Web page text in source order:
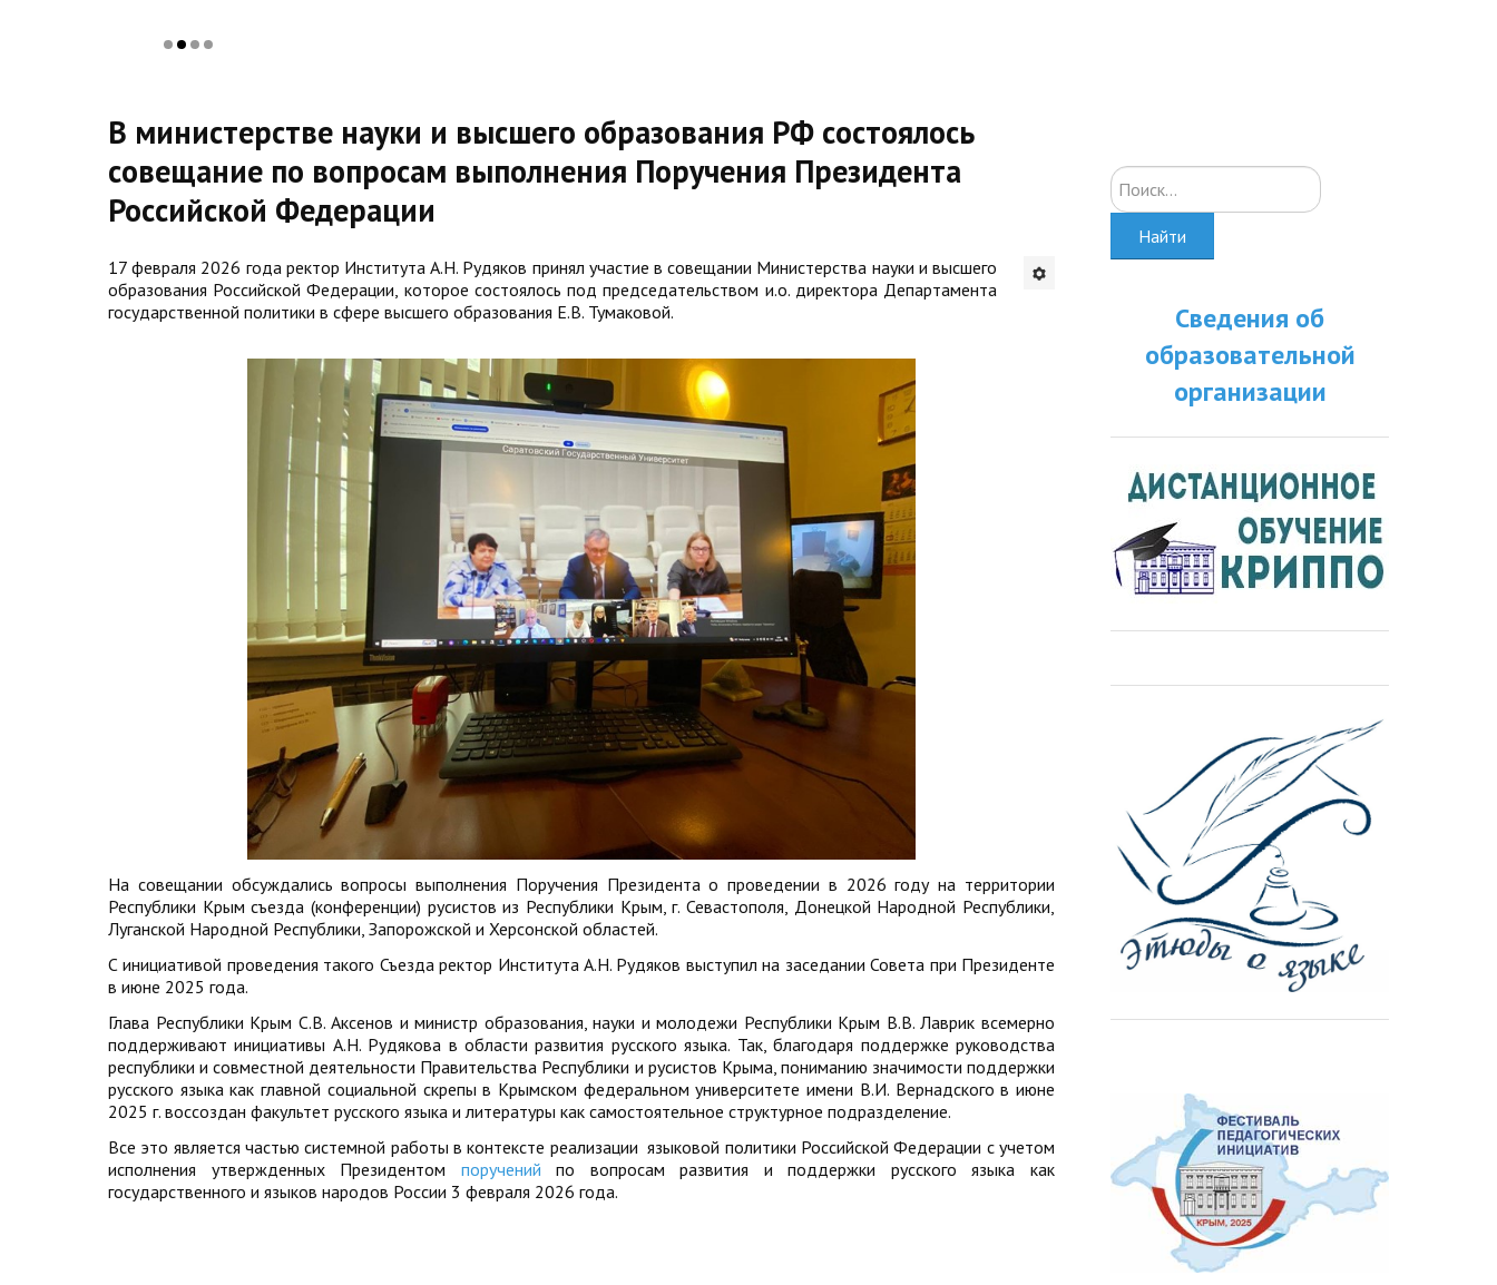
В министерстве науки и высшего образования РФ состоялось
совещание по вопросам выполнения Поручения Президента
Российской Федерации
17 февраля 2026 года ректор Института А.Н. Рудяков принял участие в совещании Министерства науки и высшего
образования Российской Федерации, которое состоялось под председательством и.о. директора Департамента
государственной политики в сфере высшего образования Е.В. Тумаковой.
На совещании обсуждались вопросы выполнения Поручения Президента о проведении в 2026 году на территории
Республики Крым съезда (конференции) русистов из Республики Крым, г. Севастополя, Донецкой Народной Республики,
Луганской Народной Республики, Запорожской и Херсонской областей.
С инициативой проведения такого Съезда ректор Института А.Н. Рудяков выступил на заседании Совета при Президенте
в июне 2025 года.
Глава Республики Крым С.В. Аксенов и министр образования, науки и молодежи Республики Крым В.В. Лаврик всемерно
поддерживают инициативы А.Н. Рудякова в области развития русского языка. Так, благодаря поддержке руководства
республики и совместной деятельности Правительства Республики и русистов Крыма, пониманию значимости поддержки
русского языка как главной социальной скрепы в Крымском федеральном университете имени В.И. Вернадского в июне
2025 г. воссоздан факультет русского языка и литературы как самостоятельное структурное подразделение.
Все это является частью системной работы в контексте реализации языковой политики Российской Федерации с учетом
исполнения утвержденных Президентом поручений по вопросам развития и поддержки русского языка как
государственного и языков народов России 3 февраля 2026 года.
Искать...
Найти
Сведения об
образовательной
организации